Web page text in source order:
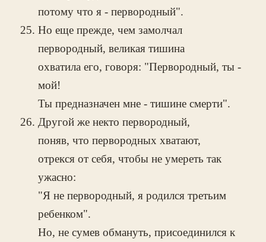
потому что я - первородный".
Но еще прежде, чем замолчал
первородный, великая тишина
охватила его, говоря: "Первородный, ты -
мой!
Ты предназначен мне - тишине смерти".
Другой же некто первородный,
поняв, что первородных хватают,
отрекся от себя, чтобы не умереть так
ужасно:
"Я не первородный, я родился третьим
ребенком".
Но, не сумев обмануть, присоединился к